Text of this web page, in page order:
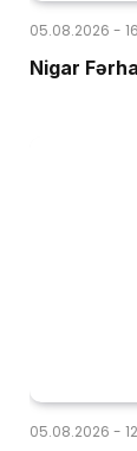
05.08.2026 -
Nigar
05.08.2026 -